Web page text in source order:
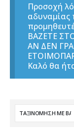
Προσοχή
αδυναμίας
ΒΑΖΕΤΕ
ΑΝ ΔΕΝ
Καλό θα